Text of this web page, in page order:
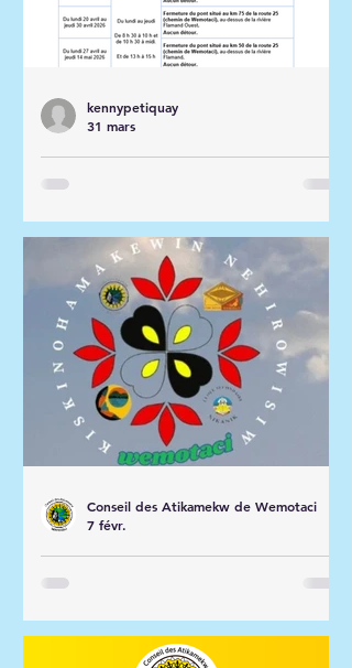
Travaux de réparation de
structures (ponts) sur la
route 461 (route 25)
kennypetiquay
31 mars
Invitation
live ce midi pour annoncer les
prochaines activités concernant le
Conseil des Atikamekw de Wemotaci
7 févr.